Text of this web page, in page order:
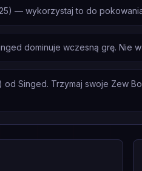
— wykorzystaj to do
dominuje wczesną grę. Nie
od Singed. Trzymaj swoje Zew